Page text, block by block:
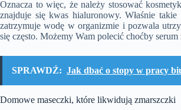
Oznacza to więc, że należy stosować
znajduje się kwas hialuronowy. Właśnie
zatrzymuje wodę w organizmie i pozwala
się często. Możemy Wam polecić choćby
SPRAWDŹ: Jak dbać o stopy w pracy
Domowe maseczki, które likwidują zmarszczki